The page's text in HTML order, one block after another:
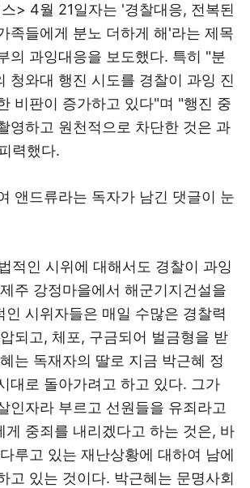
> 4월 21일자는 '경찰대응, 전복된
족들에게 분노 더하게 해'라는 제목
의 과잉대응을 보도했다. 특히 "분
청와대 행진 시도를 경찰이 과잉 진
비판이 증가하고 있다"며 "행진 중
영하고 원천적으로 차단한 것은 과
력했다.
앤드류라는 독자가 남긴 댓글이 눈
적인 시위에 대해서도 경찰이 과잉
주 강정마을에서 해군기지건설을
인 시위자들은 매일 수많은 경찰력
되고, 체포, 구금되어 벌금형을 받
는 독재자의 딸로 지금 박근혜 정
대로 돌아가려고 하고 있다. 그가
인자라 부르고 선원들을 유죄라고
게 중죄를 내리겠다고 하는 것은, 바
루고 있는 재난상황에 대하여 남에
고 있는 것이다. 박근혜는 문명사회